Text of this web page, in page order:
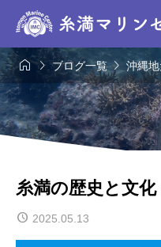
ブログ一覧沖縄
糸満の歴史と文
2025.05.13